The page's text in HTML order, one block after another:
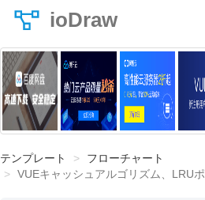
ioDraw
テンプレート
フローチャート
VUEキャッシュアルゴリズム、LRU